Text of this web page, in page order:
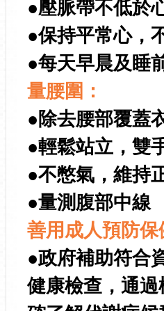
●壓脈帶不低於
●保持平常心，
●每天早晨及睡
量腰圍：
●除去腰部覆蓋
●輕鬆站立，雙
●不憋氣，維持
●量測腹部中線
善用成人預防保
●政府補助符合
健康檢查，通